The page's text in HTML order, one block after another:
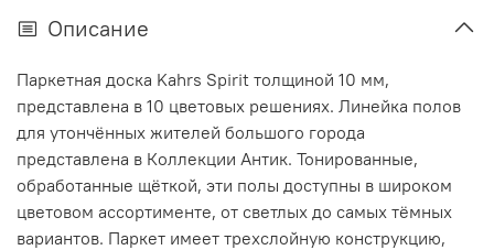
Описание
Паркетная доска Kahrs Spirit толщиной 10 мм,
представлена в 10 цветовых решениях. Линейка полов
для утончённых жителей большого города
представлена в Коллекции Антик. Тонированные,
обработанные щёткой, эти полы доступны в широком
цветовом ассортименте, от светлых до самых тёмных
вариантов. Паркет имеет трехслойную конструкцию,